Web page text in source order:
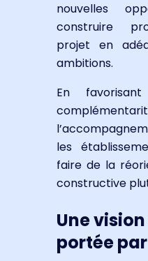
nouvelles
construire
projet en
ambitions.
En
les
faire de la
constructive
Une
portée